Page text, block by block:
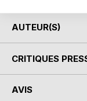
AUTEUR(S)
CRITIQUES
AVIS